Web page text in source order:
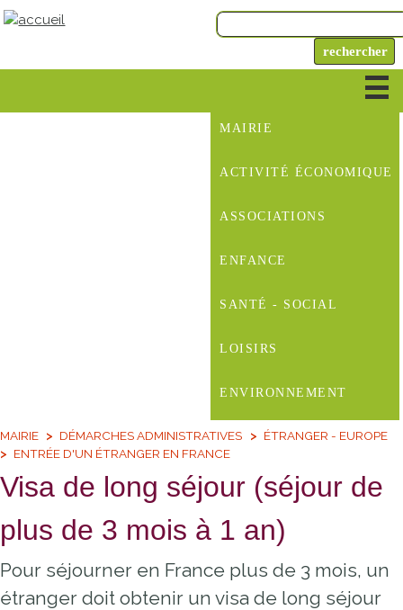
MAIRIE
ACTIVITÉ ÉCONOMIQUE
ASSOCIATIONS
ENFANCE
SANTÉ - SOCIAL
LOISIRS
ENVIRONNEMENT
MAIRIE DÉMARCHES ADMINISTRATIVES
ÉTRANGER - EUROPE
ENTRÉE D'UN ÉTRANGER EN FRANCE
Visa de long séjour (séjour de
plus de 3 mois à 1 an)
Pour séjourner en France plus de 3 mois, un
étranger doit obtenir un visa de long séjour